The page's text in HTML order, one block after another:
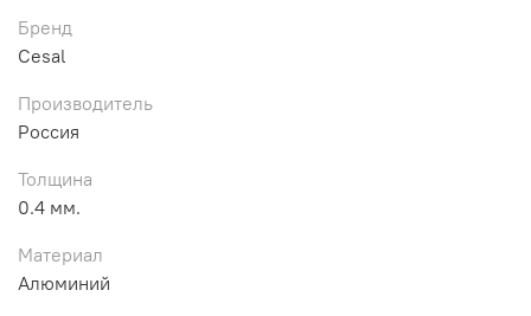
Бренд
Cesal
Производитель
Россия
Толщина
0.4 мм.
Материал
Алюминий